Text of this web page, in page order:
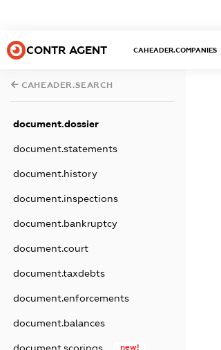
CONTR AGENT CAHEADER.COMPANIES
CAHEADER.SEARCH
document.dossier
document.statements
document.history
document.inspections
document.bankruptcy
document.court
document.taxdebts
document.enforcements
document.balances
new!